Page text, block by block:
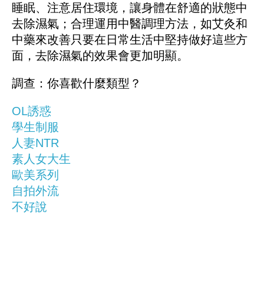
睡眠、注意居住環境，讓身體在舒適的狀態中
去除濕氣；合理運用中醫調理方法，如艾灸和
中藥來改善只要在日常生活中堅持做好這些方
面，去除濕氣的效果會更加明顯。
調查：你喜歡什麼類型？
OL誘惑
學生制服
人妻NTR
素人女大生
歐美系列
自拍外流
不好說